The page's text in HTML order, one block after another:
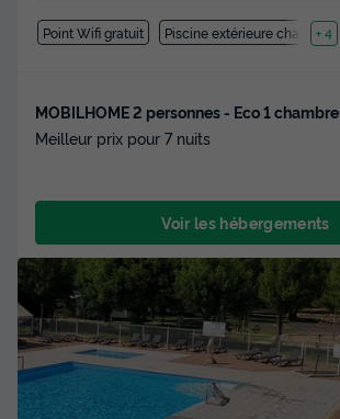
Point Wifi gratuit Piscine extérieure chauffée
+ 4
MOBILHOME 2 personnes - Eco 1 chambre
Meilleur prix pour 7 nuits
Voir les hébergements